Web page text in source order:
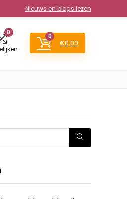
Nieuws en blogs lezen
0
0
€0.00